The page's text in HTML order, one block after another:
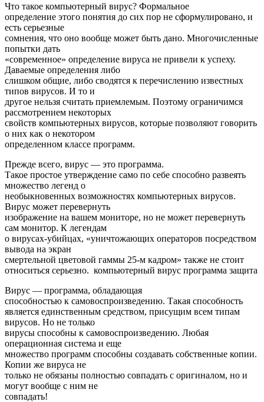
Что такое компьютерный вирус? Формальное
определение этого понятия до сих пор не сформулировано, и
есть серьезные
сомнения, что оно вообще может быть дано. Многочисленные
попытки дать
«современное» определение вируса не привели к успеху.
Даваемые определения либо
слишком общие, либо сводятся к перечислению известных
типов вирусов. И то и
другое нельзя считать приемлемым. Поэтому ограничимся
рассмотрением некоторых
свойств компьютерных вирусов, которые позволяют говорить
о них как о некотором
определенном классе программ.
Прежде всего, вирус — это программа.
Такое простое утверждение само по себе способно развеять
множество легенд о
необыкновенных возможностях компьютерных вирусов.
Вирус может перевернуть
изображение на вашем мониторе, но не может перевернуть
сам монитор. К легендам
о вирусах-убийцах, «уничтожающих операторов посредством
вывода на экран
смертельной цветовой гаммы 25-м кадром» также не стоит
относиться серьезно. компьютерный вирус программа защита
Вирус — программа, обладающая
способностью к самовоспроизведению. Такая способность
является единственным средством, присущим всем типам
вирусов. Но не только
вирусы способны к самовоспроизведению. Любая
операционная система и еще
множество программ способны создавать собственные копии.
Копии же вируса не
только не обязаны полностью совпадать с оригиналом, но и
могут вообще с ним не
совпадать!